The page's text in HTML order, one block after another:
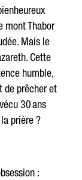
mont Thabor
Mais le
Cette
humble,
de prêcher et
30 ans
prière ?
: